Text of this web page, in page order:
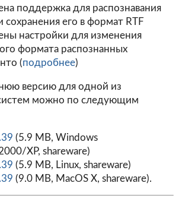
поддержка для распознавания
сохранения его в формат RTF
настройки для изменения
формата распознанных
(подробнее)
версию для одной из
можно по следующим
(5.9 MB, Windows
XP, shareware)
(5.9 MB, Linux, shareware)
(9.0 MB, MacOS X, shareware).